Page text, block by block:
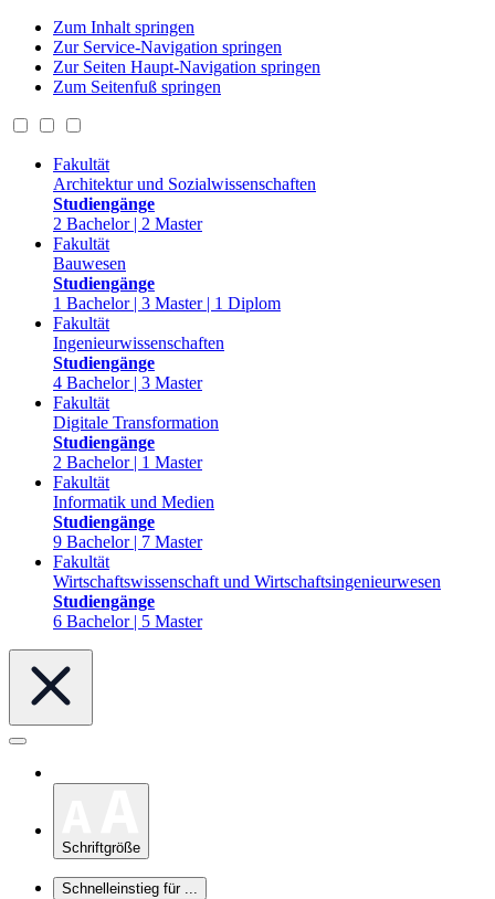
Zum Inhalt springen
Zur Service-Navigation springen
Zur Seiten Haupt-Navigation springen
Zum Seitenfuß springen
Fakultät
Architektur und Sozialwissenschaften
Studiengänge
2 Bachelor | 2 Master
Fakultät
Bauwesen
Studiengänge
1 Bachelor | 3 Master | 1 Diplom
Fakultät
Ingenieurwissenschaften
Studiengänge
4 Bachelor | 3 Master
Fakultät
Digitale Transformation
Studiengänge
2 Bachelor | 1 Master
Fakultät
Informatik und Medien
Studiengänge
9 Bachelor | 7 Master
Fakultät
Wirtschaftswissenschaft und Wirtschaftsingenieurwesen
Studiengänge
6 Bachelor | 5 Master
Schriftgröße
Schnelleinstieg für ...